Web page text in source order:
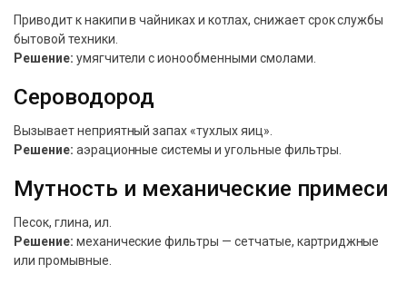
Приводит к накипи в чайниках и котлах, снижает срок службы
бытовой техники.
Решение: умягчители с ионообменными смолами.
Сероводород
Вызывает неприятный запах «тухлых яиц».
Решение: аэрационные системы и угольные фильтры.
Мутность и механические примеси
Песок, глина, ил.
Решение: механические фильтры — сетчатые, картриджные
или промывные.